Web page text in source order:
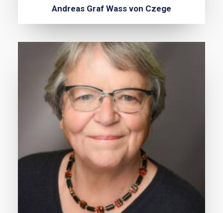
Andreas Graf Wass von Czege